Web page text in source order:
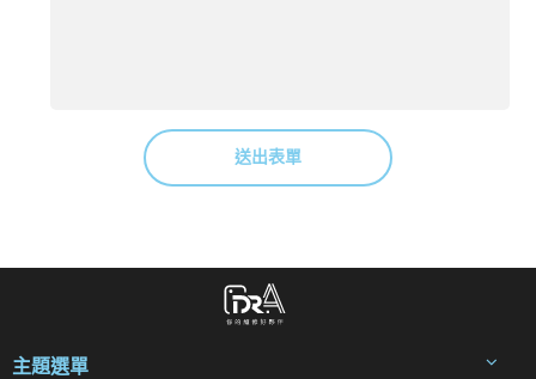
送出表單
主題選單